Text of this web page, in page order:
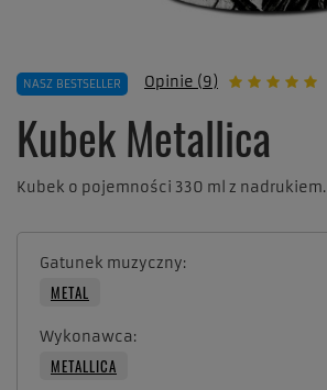
NASZ BESTSELLER Opinie (9)
Kubek Metallica
Kubek o pojemności 330 ml z nadrukiem.
Gatunek muzyczny
METAL
Wykonawca
METALLICA